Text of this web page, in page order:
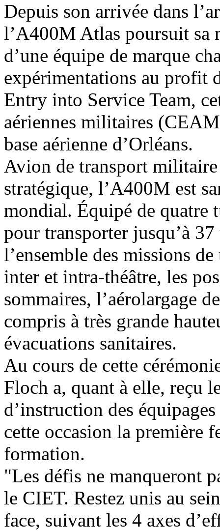
Depuis son arrivée dans
l’A400M Atlas poursuit sa
d’une équipe de marque
expérimentations au profit
Entry into Service Team,
aériennes militaires
base aérienne d’Orléans.
Avion de transport
stratégique, l’A400M est
mondial. Équipé de quatre
pour transporter jusqu’à
l’ensemble des missions
inter et intra-théâtre, les
sommaires, l’aérolargage
compris à très grande
évacuations sanitaires.
Au cours de cette
Floch a, quant à elle, reçu
d’instruction des
cette occasion la première
formation.
"Les défis ne manqueront
le CIET. Restez unis au
face, suivant les 4 axes